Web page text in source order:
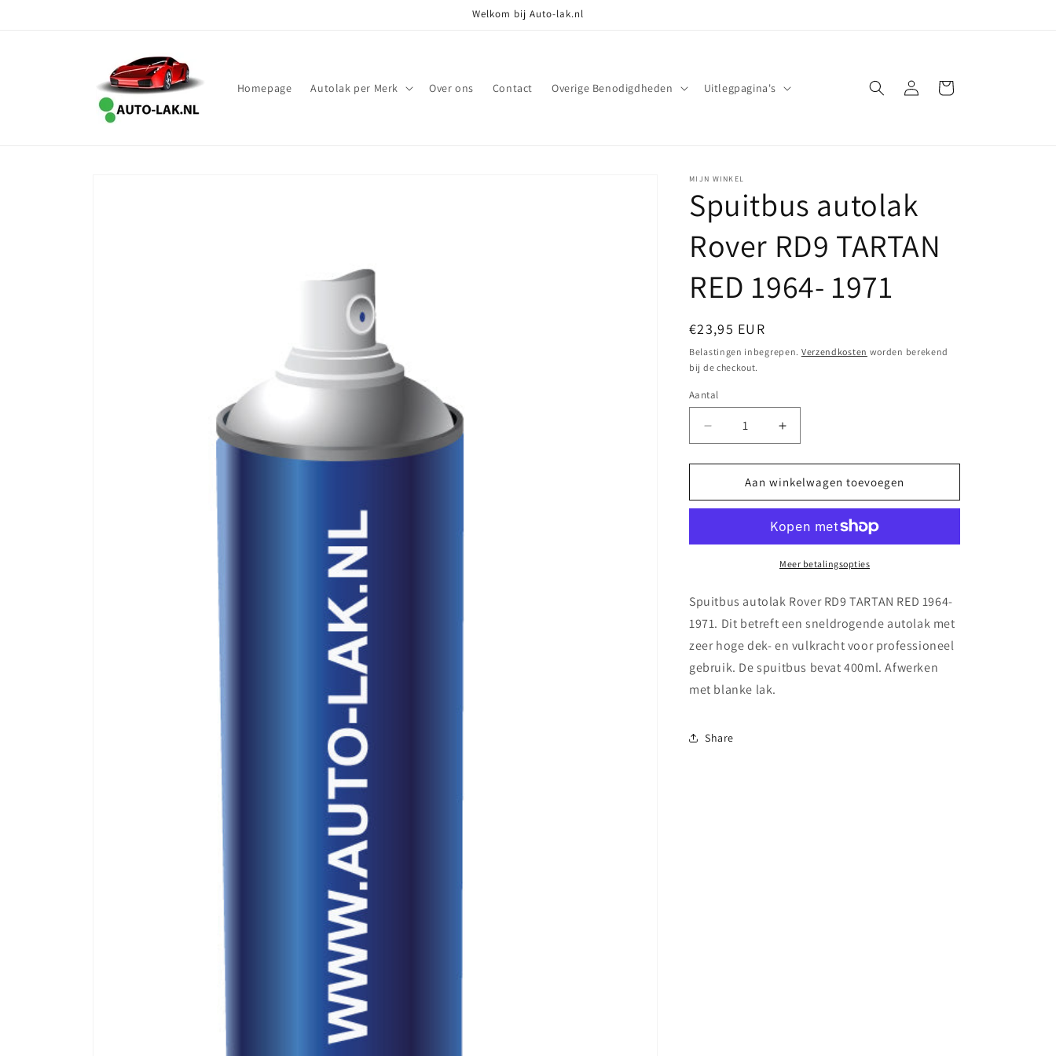
Welkom bij Auto-lak.nl
Homepage Autolak per Merk Over ons Contact Overige Benodigdheden Uitlegpagina's InloggenWinkelwagen
MIJN WINKEL
Spuitbus autolak
Rover RD9 TARTAN
RED 1964- 1971
Normale
prijs
€23,95 EUR
Belastingen inbegrepen. Verzendkosten worden berekend
bij de checkout.
Aantal
Aantal
verlagen
voor
Spuitbus
autolak
1964-
Aantal
verhogen
voor
Spuitbus
autolak
Rover RD9 TARTAN
RED
1964-
1971
Aan winkelwagen toevoegen
Meer betalingsopties
Spuitbus autolak Rover RD9 TARTAN RED 1964-
1971. Dit betreft een sneldrogende autolak met
zeer hoge dek- en vulkracht voor professioneel
gebruik. De spuitbus bevat 400ml. Afwerken
met blanke lak.
Share